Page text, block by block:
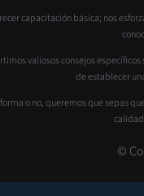
capacitación básica; nos
valiosos consejos
de establecer
o no, queremos que sepas
©